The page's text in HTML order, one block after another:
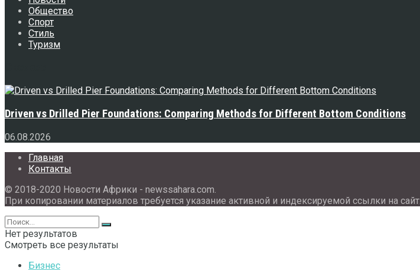
Общество
Спорт
Стиль
Туризм
Driven vs Drilled Pier Foundations: Comparing Methods for Different Bottom Conditions
06.08.2026
Главная
Контакты
© 2018-2020 Новости Африки - newssahara.com.
При копировании материалов требуется указание активной и индексируемой ссылки на сайт.
Нет результатов
Смотреть все результаты
Бизнес